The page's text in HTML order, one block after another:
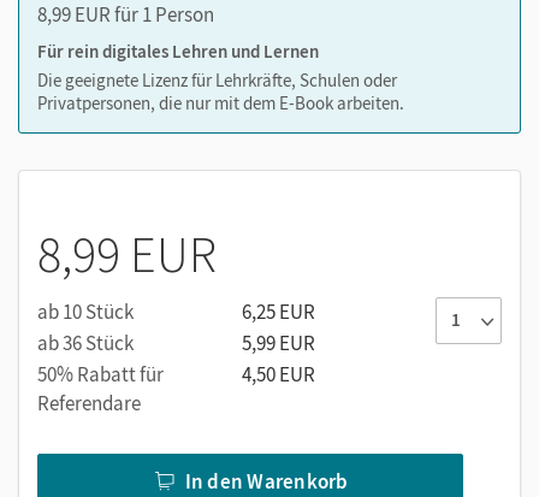
8,99 EUR für 1 Person
Für rein digitales Lehren und Lernen
Die geeignete Lizenz für Lehrkräfte, Schulen oder
Privatpersonen, die nur mit dem E-Book arbeiten.
8,99 EUR
ab 10 Stück
6,25 EUR
ab 36 Stück
5,99 EUR
50% Rabatt für
Referendare
4,50 EUR
In den Warenkorb